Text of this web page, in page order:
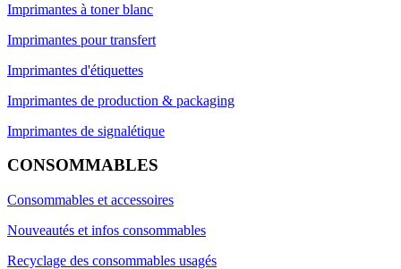
Imprimantes à toner blanc
Imprimantes pour transfert
Imprimantes d'étiquettes
Imprimantes de production & packaging
Imprimantes de signalétique
CONSOMMABLES
Consommables et accessoires
Nouveautés et infos consommables
Recyclage des consommables usagés